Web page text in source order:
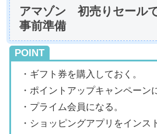
アマゾン 初売りセール
事前準備
POINT
・ギフト券を購入しておく。
・ポイントアップキャンペーン
・プライム会員になる。
・ショッピングアプリをインス